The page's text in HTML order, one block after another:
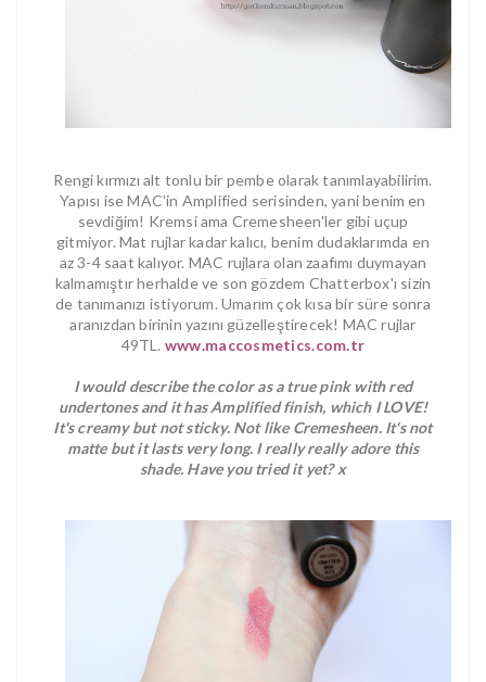
Rengi kırmızı alt tonlu bir pembe olarak tanımlayabilirim.
Yapısı ise MAC'in Amplified serisinden, yani benim en
sevdiğim! Kremsi ama Cremesheen'ler gibi uçup
gitmiyor. Mat rujlar kadar kalıcı, benim dudaklarımda en
az 3-4 saat kalıyor. MAC rujlara olan zaafımı duymayan
kalmamıştır herhalde ve son gözdem Chatterbox'ı sizin
de tanımanızı istiyorum. Umarım çok kısa bir süre sonra
aranızdan birinin yazını güzelleştirecek! MAC rujlar
49TL. www.maccosmetics.com.tr
I would describe the color as a true pink with red
undertones and it has Amplified finish, which I LOVE!
It's creamy but not sticky. Not like Cremesheen. It's not
matte but it lasts very long. I really really adore this
shade. Have you tried it yet? x